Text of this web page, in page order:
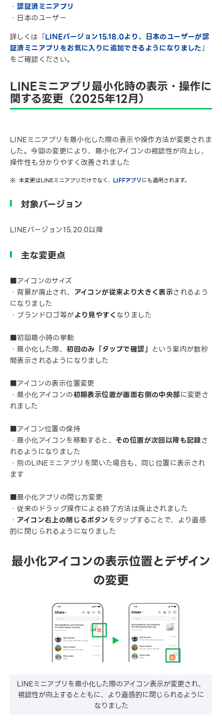
・認証済ミニアプリ
・日本のユーザー
詳しくは「LINEバージョン15.18.0より、日本のユーザーが認
証済ミニアプリをお気に入りに追加できるようになりました」
をご確認ください。
LINEミニアプリ最小化時の表示・操作に
関する変更（2025年12月）
LINEミニアプリを最小化した際の表示や操作方法が変更されま
した。今回の変更により、最小化アイコンの視認性が向上し、
操作性も分かりやすく改善されました
本変更はLINEミニアプリだけでなく、 LIFFアプリにも適用されます。
対象バージョン
LINEバージョン15.20.0以降
主な変更点
■アイコンのサイズ
・背景が廃止され、 アイコンが従来より大きく表示されるよう
になりました
・ブランドロゴ等がより見やすくなりました
■初回最小時の挙動
・最小化した際、初回のみ「タップで確認」 という案内が数秒
間表示されるようになりました
■アイコンの表示位置変更
・最小化アイコンの初期表示位置が画面右側の中央部に変更さ
れました
■アイコン位置の保持
・最小化アイコンを移動すると、 その位置が次回以降も記録さ
れるようになりました
・別のLINEミニアプリを開いた場合も、同じ位置に表示され
ます
■最小化アプリの閉じ方変更
・従来のドラッグ操作による終了方法は廃止されました
・ アイコン右上の閉じるボタンをタップすることで、より直感
的に閉じられるようになりました
最小化アイコンの表示位置とデザイン
の変更
LINEミニアプリを最小化した際のアイコン表示が変更され、
視認性が向上するとともに、より直感的に閉じられるように
なりました